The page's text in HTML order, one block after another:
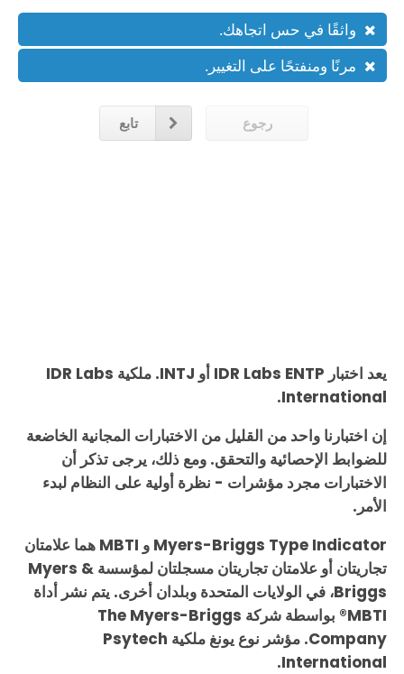
واثقًا في حس اتجاهك.
مرنًا ومنفتحًا على التغيير.
رجوع تابع
يعد اختبار IDR Labs ENTP أو INTJ. ملكية IDR Labs
International.
إن اختبارنا واحد من القليل من الاختبارات المجانية الخاضعة
للضوابط الإحصائية والتحقق. ومع ذلك، يرجى تذكر أن
الاختبارات مجرد مؤشرات - نظرة أولية على النظام لبدء
الأمر.
Myers-Briggs Type Indicator و MBTI هما علامتان
تجاريتان أو علامتان تجاريتان مسجلتان لمؤسسة Myers &
Briggs، في الولايات المتحدة وبلدان أخرى. يتم نشر أداة
MBTI® بواسطة شركة The Myers-Briggs
Company. مؤشر نوع يونغ ملكية Psytech
International.